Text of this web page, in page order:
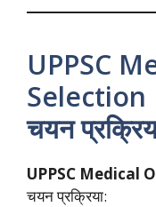
UPPSC
Selection
चयन
UPPSC Medical
चयन प्रक्रिया: